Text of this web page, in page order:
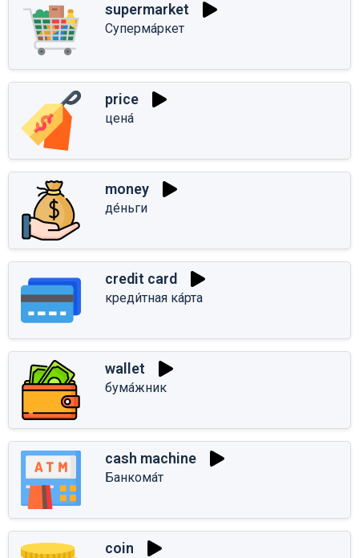
supermarket
Суперма́ркет
price
цена́
money
де́ньги
credit card
креди́тная ка́рта
wallet
бума́жник
cash machine
Банкома́т
coin